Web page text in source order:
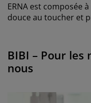
ERNA est composée
douce au toucher et
BIBI – Pour les
nous